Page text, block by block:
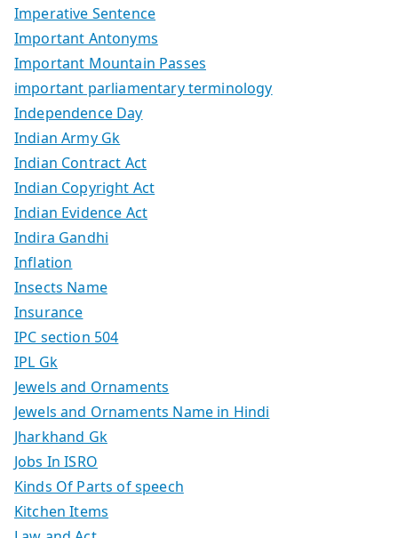
Imperative Sentence
Important Antonyms
Important Mountain Passes
important parliamentary terminology
Independence Day
Indian Army Gk
Indian Contract Act
Indian Copyright Act
Indian Evidence Act
Indira Gandhi
Inflation
Insects Name
Insurance
IPC section 504
IPL Gk
Jewels and Ornaments
Jewels and Ornaments Name in Hindi
Jharkhand Gk
Jobs In ISRO
Kinds Of Parts of speech
Kitchen Items